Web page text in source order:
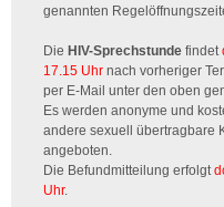
genannten
Die HIV-Sprechstunde findet
17.15 Uhr nach vorheriger
per E-Mail unter den oben
Es werden anonyme und
andere sexuell übertragbare
angeboten.
Die Befundmitteilung erfolgt
Uhr.